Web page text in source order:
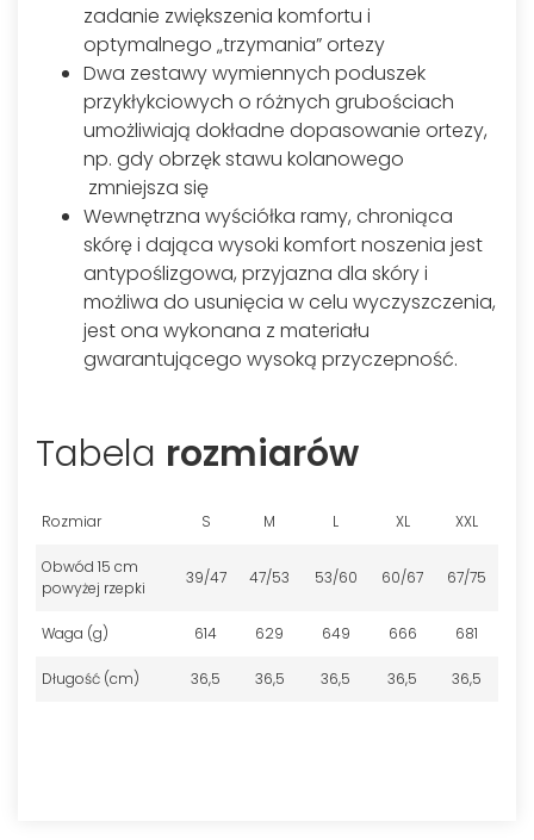
zadanie zwiększenia komfortu i
optymalnego „trzymania” ortezy
Dwa zestawy wymiennych poduszek
przykłykciowych o różnych grubościach
umożliwiają dokładne dopasowanie ortezy,
np. gdy obrzęk stawu kolanowego
zmniejsza się
Wewnętrzna wyściółka ramy, chroniąca
skórę i dająca wysoki komfort noszenia jest
antypoślizgowa, przyjazna dla skóry i
możliwa do usunięcia w celu wyczyszczenia,
jest ona wykonana z materiału
gwarantującego wysoką przyczepność.
Tabela rozmiarów
Rozmiar S M L XL XXL
Obwód 15 cm
powyżej rzepki
39/47 47/53 53/60 60/67 67/75
Waga (g) 614 629 649 666 681
Długość (cm) 36,5 36,5 36,5 36,5 36,5